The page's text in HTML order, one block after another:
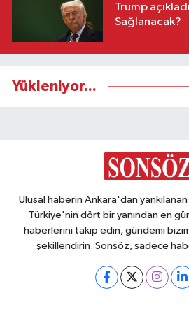
Trump
Sağlanacak?
Yükleniyor...
Ulusal haberin Ankara'dan
Türkiye'nin dört bir yanından en
haberlerini takip edin, gündemi
şekillendirin. Sonsöz, sadece